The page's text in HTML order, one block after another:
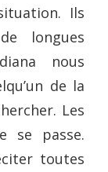
Ils
longues
nous
de la
Les
se passe.
toutes